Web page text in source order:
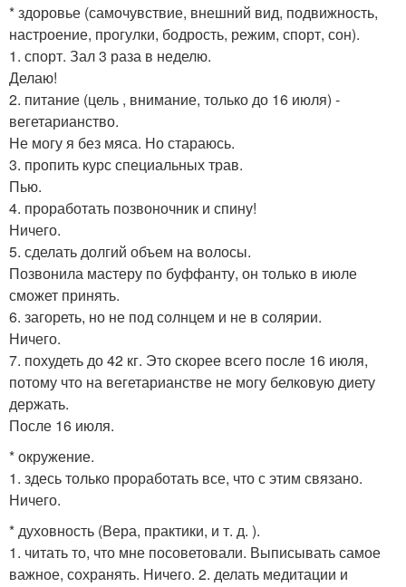
* здоровье (самочувствие, внешний вид, подвижность,
настроение, прогулки, бодрость, режим, спорт, сон).
1. спорт. Зал 3 раза в неделю.
Делаю!
2. питание (цель , внимание, только до 16 июля) -
вегетарианство.
Не могу я без мяса. Но стараюсь.
3. пропить курс специальных трав.
Пью.
4. проработать позвоночник и спину!
Ничего.
5. сделать долгий объем на волосы.
Позвонила мастеру по буффанту, он только в июле
сможет принять.
6. загореть, но не под солнцем и не в солярии.
Ничего.
7. похудеть до 42 кг. Это скорее всего после 16 июля,
потому что на вегетарианстве не могу белковую диету
держать.
После 16 июля.
* окружение.
1. здесь только проработать все, что с этим связано.
Ничего.
* духовность (Вера, практики, и т. д. ).
1. читать то, что мне посоветовали. Выписывать самое
важное, сохранять. Ничего. 2. делать медитации и